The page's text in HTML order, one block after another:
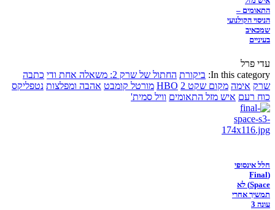
התאומים –
הניסוי הקולנועי
שמכאיב
בעיניים
עדי פרל
In this category: ביקורת החתול של שרק 2: משאלה אחת ודי
כתבה
שרק אימה מקום שקט 2 HBO מורטל קומבט אהבה ומפלצות נטפליקס
כוח רעם איש מזל התאומים וויל סמית'
חלל אינסופי
(Final
Space) לא
תמשיך אחרי
עונה 3